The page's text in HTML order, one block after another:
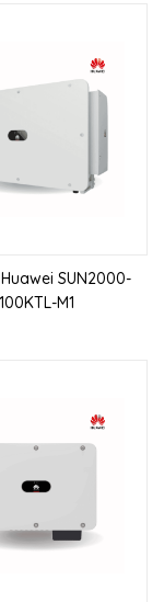
SUN2000-
100KTL-M1